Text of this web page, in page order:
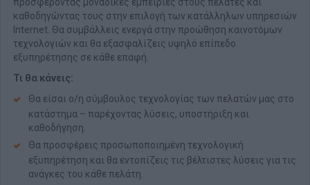
καθοδηγώντας τους στην επιλογή των κατάλληλων υπηρεσιών
Internet. Θα συμβάλλεις ενεργά στην προώθηση καινοτόμων
τεχνολογιών και θα εξασφαλίζεις υψηλό επίπεδο
εξυπηρέτησης σε κάθε επαφή.
Τι θα κάνεις:
Θα είσαι ο/η σύμβουλος τεχνολογίας των πελατών μας στο
κατάστημα – παρέχοντας λύσεις, υποστήριξη και
καθοδήγηση.
Θα προσφέρεις προσωποποιημένη τεχνολογική
εξυπηρέτηση και θα εντοπίζεις τις βέλτιστες λύσεις για τις
ανάγκες του κάθε πελάτη.